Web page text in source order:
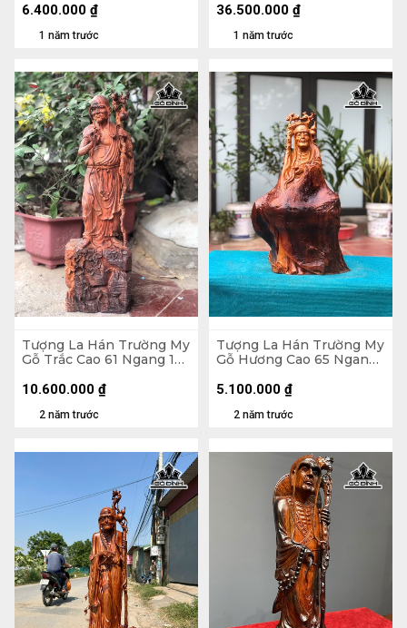
1 năm trước
6.400.000 ₫
1 năm trước
36.500.000 ₫
Tượng La Hán Trường My
Gỗ Trắc Cao 61 Ngang 19
2 năm trước
10.600.000 ₫
Tượng La Hán Trường My
Gỗ Hương Cao 65 Ngang
2 năm trước
5.100.000 ₫